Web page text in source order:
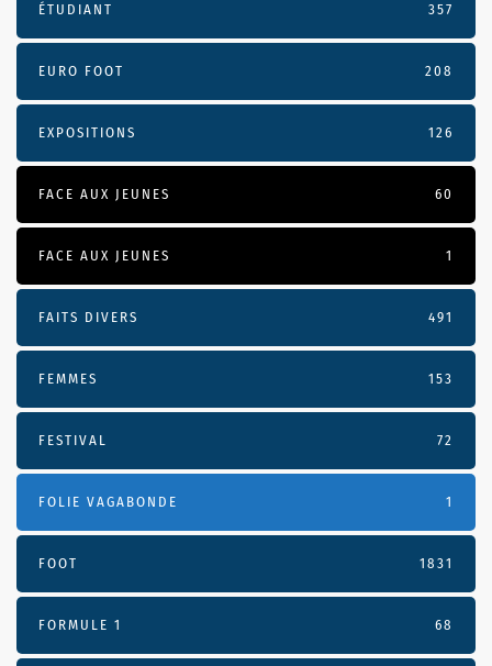
ÉTUDIANT 357
EURO FOOT 208
EXPOSITIONS 126
FACE AUX JEUNES 60
FACE AUX JEUNES 1
FAITS DIVERS 491
FEMMES 153
FESTIVAL 72
FOLIE VAGABONDE 1
FOOT 1831
FORMULE 1 68